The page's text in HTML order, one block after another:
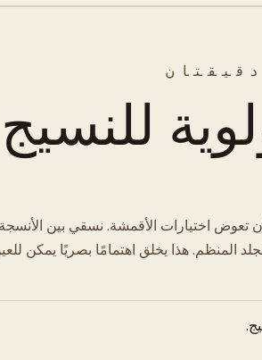
تعوض اختيارات الأقمشة. نسقي بين
المنظم. هذا يخلق اهتمامًا بصريًا يمكن